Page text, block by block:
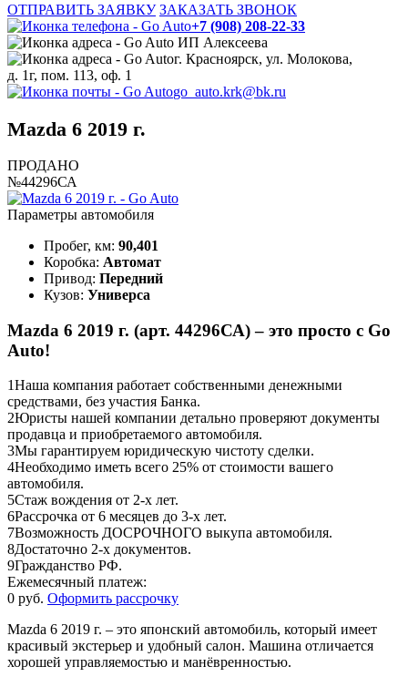
ОТПРАВИТЬ ЗАЯВКУ ЗАКАЗАТЬ ЗВОНОК
+7 (908) 208-22-33
ИП Алексеева
г. Красноярск, ул. Молокова,
д. 1г, пом. 113, оф. 1
go_auto.krk@bk.ru
Mazda 6 2019 г.
ПРОДАНО
№44296СА
Параметры автомобиля
Пробег, км: 90,401
Коробка: Автомат
Привод: Передний
Кузов: Универса
Mazda 6 2019 г. (арт. 44296СА) – это просто с Go
Auto!
1Наша компания работает собственными денежными
средствами, без участия Банка.
2Юристы нашей компании детально проверяют документы
продавца и приобретаемого автомобиля.
3Мы гарантируем юридическую чистоту сделки.
4Необходимо иметь всего 25% от стоимости вашего
автомобиля.
5Стаж вождения от 2-х лет.
6Рассрочка от 6 месяцев до 3-х лет.
7Возможность ДОСРОЧНОГО выкупа автомобиля.
8Достаточно 2-х документов.
9Гражданство РФ.
Ежемесячный платеж:
0 руб. Оформить рассрочку
Mazda 6 2019 г. – это японский автомобиль, который имеет
красивый экстерьер и удобный салон. Машина отличается
хорошей управляемостью и манёвренностью.